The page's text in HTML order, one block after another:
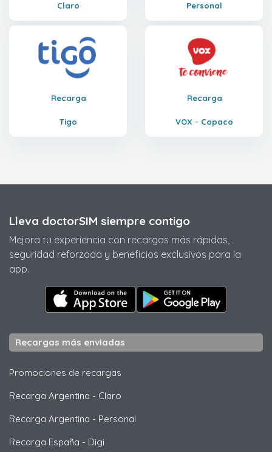
Claro Personal
Recarga
Tigo
Recarga
VOX - Copaco
Lleva doctorSIM siempre contigo
Mejora tu experiencia con recargas más rápidas,
seguridad reforzada y beneficios exclusivos para la
app.
Recargas más enviadas
Promociones de recargas
Recarga Argentina - Claro
Recarga Argentina - Personal
Recarga España - Digi